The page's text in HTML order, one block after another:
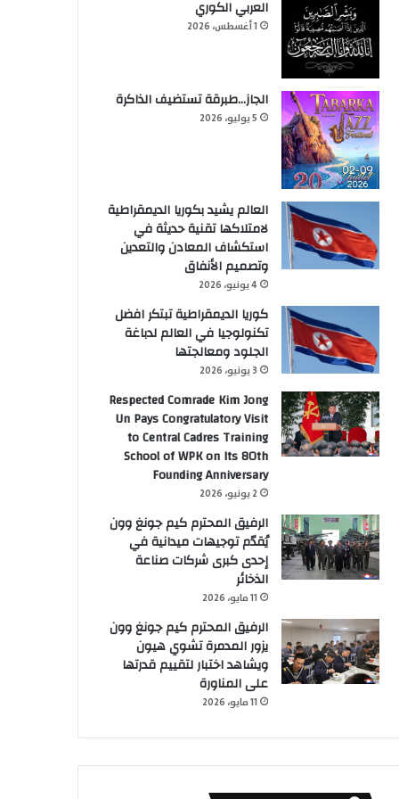
العربي الكوري
1 أغسطس، 2026
الجاز…طبرقة تستضيف الذاكرة
5 يوليو، 2026
العالم يشيد بكوريا الديمقراطية
لامتلاكها تقنية حديثة في
استكشاف المعادن والتعدين
وتصميم الأنفاق
4 يونيو، 2026
كوريا الديمقراطية تبتكر افضل
تكنولوجيا في العالم لدباغة
الجلود ومعالجتها
3 يونيو، 2026
Respected Comrade Kim Jong
Un Pays Congratulatory Visit
to Central Cadres Training
School of WPK on Its 80th
Founding Anniversary
2 يونيو، 2026
الرفيق المحترم كيم جونغ وون
يُقدّم توجيهات ميدانية في
إحدى كبرى شركات صناعة
الذخائر
11 مايو، 2026
الرفيق المحترم كيم جونغ وون
يزور المدمرة تشوي هيون
ويشاهد اختبار لتقييم قدرتها
على المناورة
11 مايو، 2026